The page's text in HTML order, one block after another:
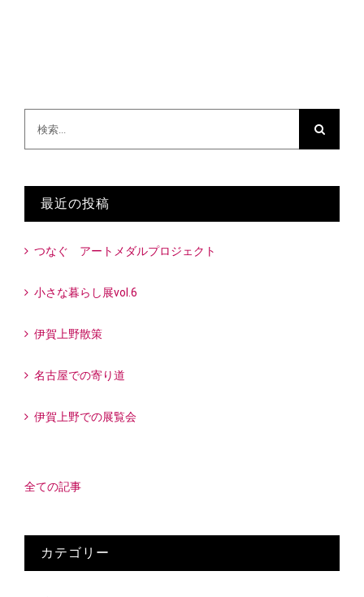
最近の投稿
つなぐ アートメダルプロジェクト
小さな暮らし展vol.6
伊賀上野散策
名古屋での寄り道
伊賀上野での展覧会
全ての記事
カテゴリー